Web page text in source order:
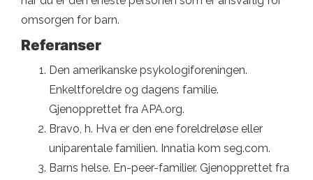
omsorgen for barn.
Referanser
Den amerikanske psykologiforeningen.
Enkeltforeldre og dagens familie.
Gjenopprettet fra APA.org.
Bravo, h. Hva er den ene foreldreløse eller
uniparentale familien. Innatia kom seg.com.
Barns helse. En-peer-familier. Gjenopprettet fra